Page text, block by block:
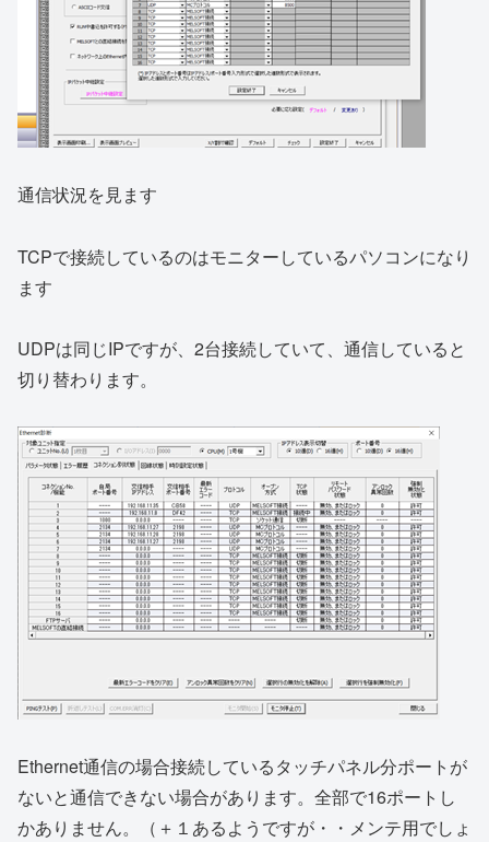
通信状況を見ます
TCPで接続しているのはモニターしているパソコンになり
ます
UDPは同じIPですが、2台接続していて、通信していると
切り替わります。
Ethernet通信の場合接続しているタッチパネル分ポートが
ないと通信できない場合があります。全部で16ポートし
かありません。（＋１あるようですが・・メンテ用でしょ